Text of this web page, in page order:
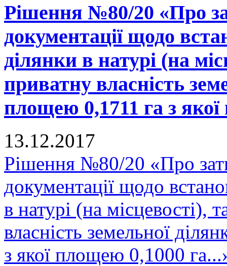
Рішення №80/20 «Про
документації щодо
ділянки в натурі (на
приватну власність
площею 0,1711 га з
13.12.2017
Рішення №80/20 «Про
документації щодо
в натурі (на місцевості),
власність земельної
з якої площею 0,1000